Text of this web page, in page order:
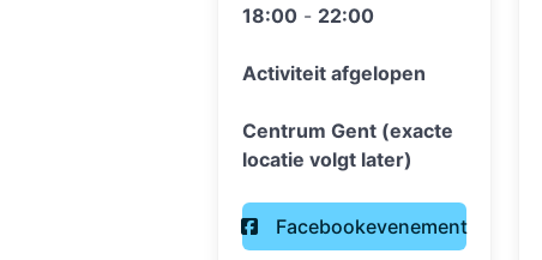
18:00 - 22:00
Activiteit afgelopen
Centrum Gent (exacte
locatie volgt later)
Facebookevenement